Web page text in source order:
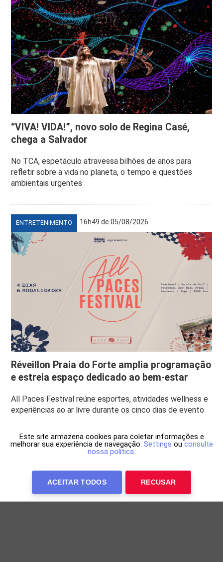
“VIVA! VIDA!”, novo solo de Regina Casé,
chega a Salvador
No TCA, espetáculo atravessa bilhões de anos para
refletir sobre a vida no planeta, o tempo e questões
ambientais urgentes
ENTRETENIMENTO 16h49 de 05/08/2026
Réveillon Praia do Forte amplia programação
e estreia espaço dedicado ao bem-estar
All Paces Festival reúne esportes, atividades wellness e
experiências ao ar livre durante os cinco dias de evento
Este site armazena cookies para coletar informações e
melhorar sua experiência de navegação. Settings ou consulte
nossa política.
ACEITAR TODOS RECUSAR